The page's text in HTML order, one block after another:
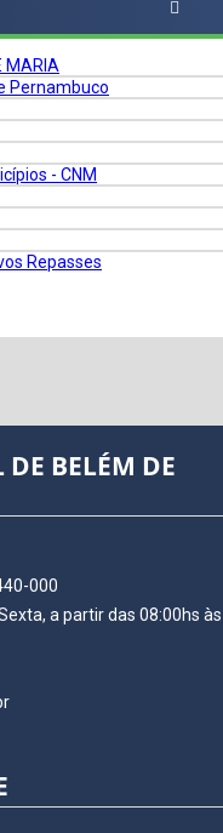
MARIA
Pernambuco
- CNM
Repasses
BELÉM DE
000
a partir das 08:00hs às